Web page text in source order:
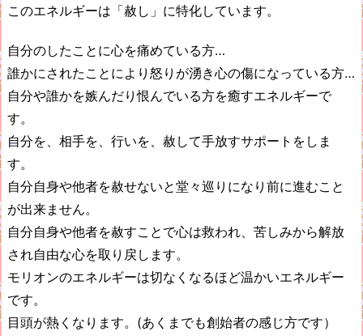
このエネルギーは「赦し」に特化しています。
自分のしたことに心を痛めている方…
誰かにされたことにより怒りが湧き心の傷になっている方…
自分や誰かを嫉んだり恨んでいる方を癒すエネルギーで
す。
自分を、相手を、行いを、赦して手放すサポートをしま
す。
自分自身や他者を赦せないと堂々巡りになり前に進むこと
が出来ません。
自分自身や他者を赦すことで心は救われ、苦しみから解放
され自由な心を取り戻します。
モリオンのエネルギーは切なくなるほど温かいエネルギー
です。
目頭が熱くなります。(あくまでも創始者の感じ方です）